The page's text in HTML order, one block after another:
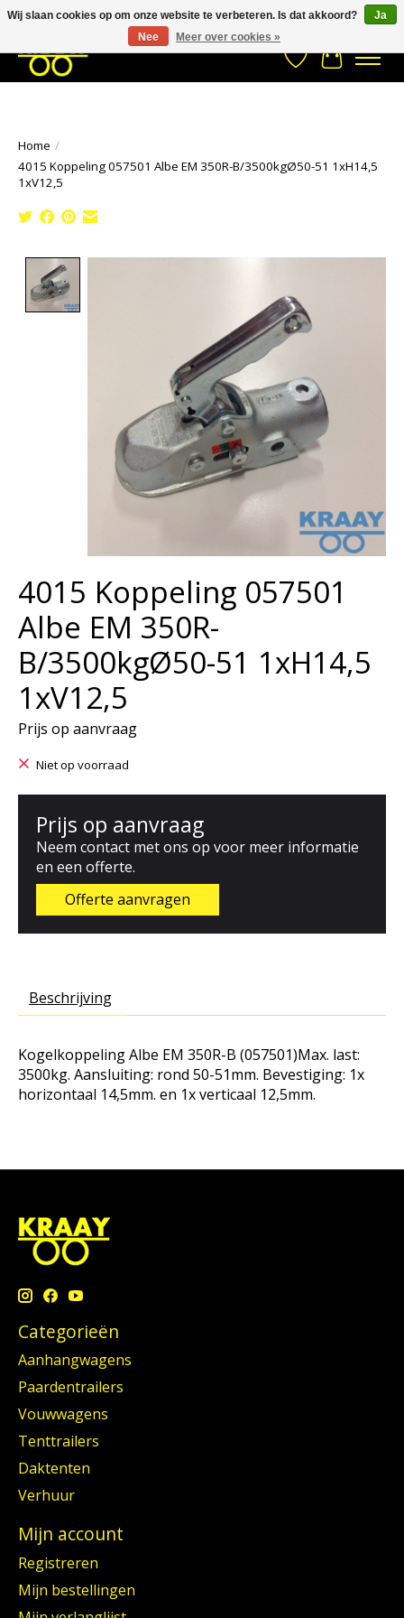
033- 2470 538 info@kraaybv.com Stuur een Whatsapp bericht
Verlanglijst
Home /
4015 Koppeling 057501 Albe EM 350R-B/3500kgØ50-51 1xH14,5
1xV12,5
4015 Koppeling 057501
Albe EM 350R-
B/3500kgØ50-51 1xH14,5
1xV12,5
Prijs op aanvraag
Niet op voorraad
Prijs op aanvraag
Neem contact met ons op voor meer informatie
en een offerte.
Offerte aanvragen
Beschrijving
Kogelkoppeling Albe EM 350R-B (057501)Max. last:
3500kg. Aansluiting: rond 50-51mm. Bevestiging: 1x
horizontaal 14,5mm. en 1x verticaal 12,5mm.
Categorieën
Aanhangwagens
Paardentrailers
Vouwwagens
Tenttrailers
Daktenten
Verhuur
Mijn account
Registreren
Mijn bestellingen
Wij slaan cookies op om onze website te verbeteren. Is dat akkoord?
Ja
Nee
Meer over cookies »